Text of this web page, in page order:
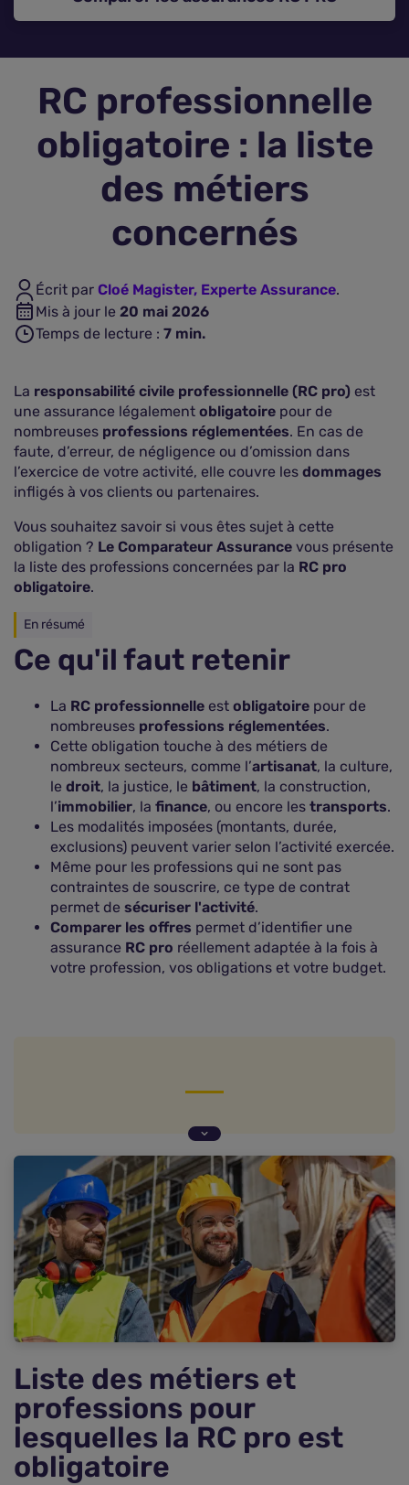
Plus d'assurances
RC professionnelle
obligatoire : la liste
des métiers
concernés
Écrit par Cloé Magister, Experte Assurance.
Mis à jour le 20 mai 2026
Temps de lecture : 7 min.
La responsabilité civile professionnelle (RC pro) est
une assurance légalement obligatoire pour de
nombreuses professions réglementées. En cas de
faute, d’erreur, de négligence ou d’omission dans
l’exercice de votre activité, elle couvre les dommages
infligés à vos clients ou partenaires.
Vous souhaitez savoir si vous êtes sujet à cette
obligation ? Le Comparateur Assurance vous présente
la liste des professions concernées par la RC pro
obligatoire.
En résumé
Ce qu'il faut retenir
La RC professionnelle est obligatoire pour de
nombreuses professions réglementées.
Cette obligation touche à des métiers de
nombreux secteurs, comme l’artisanat, la culture,
le droit, la justice, le bâtiment, la construction,
l’immobilier, la finance, ou encore les transports.
Les modalités imposées (montants, durée,
exclusions) peuvent varier selon l’activité exercée.
Même pour les professions qui ne sont pas
contraintes de souscrire, ce type de contrat
permet de sécuriser l'activité.
Comparer les offres permet d’identifier une
assurance RC pro réellement adaptée à la fois à
votre profession, vos obligations et votre budget.
la RC pro est obligatoire
Liste des métiers et professions pour lesquelles
la RC pro n'est pas obligatoire mais conseillée
Comment savoir si la RC pro est obligatoire pour
votre profession ?
Pourquoi souscrire une responsabilité civile
professionnelle ?
FAQ : vos questions fréquentes sur la liste des
professions concernées par la RC pro obligatoire
Liste des métiers et
professions pour
lesquelles la RC pro est
obligatoire